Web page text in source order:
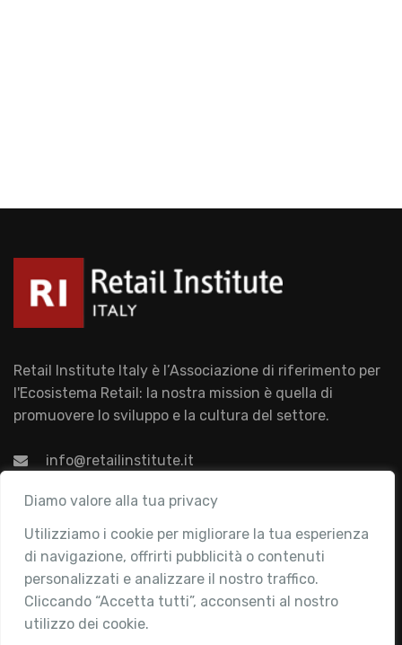
Diamo valore alla tua privacy
Utilizziamo i cookie per migliorare la tua esperienza
di navigazione, offrirti pubblicità o contenuti
personalizzati e analizzare il nostro traffico.
Cliccando “Accetta tutti”, acconsenti al nostro
utilizzo dei cookie.
Retail Institute Italy è l’Associazione di riferimento per
l'Ecosistema Retail: la nostra mission è quella di
promuovere lo sviluppo e la cultura del settore.
info@retailinstitute.it
Associazione
Chi siamo
Attività
Contatti
Area Riservata